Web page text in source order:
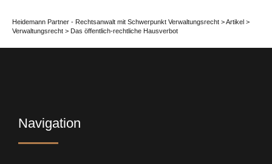
Heidemann Partner - Rechtsanwalt mit Schwerpunkt Verwaltungsrecht >Artikel >
Verwaltungsrecht > Das öffentlich-rechtliche Hausverbot
Navigation